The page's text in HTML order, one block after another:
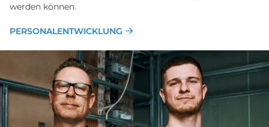
werden können.
PERSONALENTWICKLUNG